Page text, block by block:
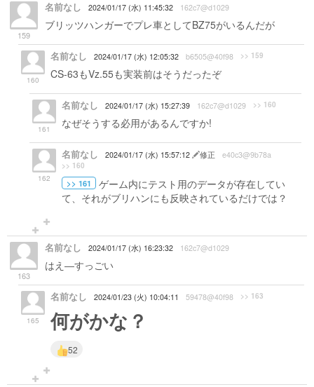
159
名前なし 2024/01/17 (水) 11:45:32 162c7@d1029
ブリッツハンガーでプレ車としてBZ75がいるんだが
160
名前なし 2024/01/17 (水) 12:05:32 b6505@40f98 >> 159
CS-63もVz.55も実装前はそうだったぞ
161
名前なし 2024/01/17 (水) 15:27:39 162c7@d1029 >> 160
なぜそうする必用があるんですか!
162
名前なし 2024/01/17 (水) 15:57:12 修正 e40c3@9b78a
>> 160
>> 161
ゲーム内にテスト用のデータが存在してい
て、それがブリハンにも反映されているだけでは？
163
名前なし 2024/01/17 (水) 16:23:32 162c7@d1029
はえ―すっごい
165
名前なし 2024/01/23 (火) 10:04:11 59478@40f98 >> 163
何がかな？
52